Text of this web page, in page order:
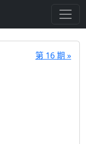
第 16 期 »